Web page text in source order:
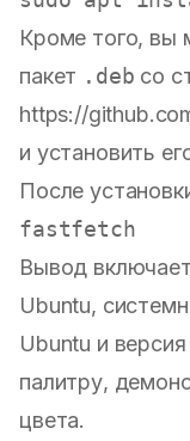
Кроме того, вы
пакет .deb со
https://
и установить
После
Вывод
Ubuntu,
Ubuntu и
палитру,
цвета.